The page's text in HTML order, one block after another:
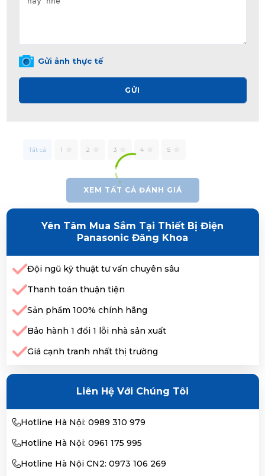
Gửi ảnh thực tế
GỬI
Tất cả 1 2 3 4 5
XEM TẤT CẢ ĐÁNH GIÁ
Yên Tâm Mua Sắm Tại Thiết Bị Điện
Panasonic Đăng Khoa
Đội ngũ kỹ thuật tư vấn chuyên sâu
Thanh toán thuận tiện
Sản phẩm 100% chính hãng
Bảo hành 1 đổi 1 lỗi nhà sản xuất
Giá cạnh tranh nhất thị trường
Liên Hệ Với Chúng Tôi
Hotline Hà Nội: 0989 310 979
Hotline Hà Nội: 0961 175 995
Hotline Hà Nội CN2: 0973 106 269